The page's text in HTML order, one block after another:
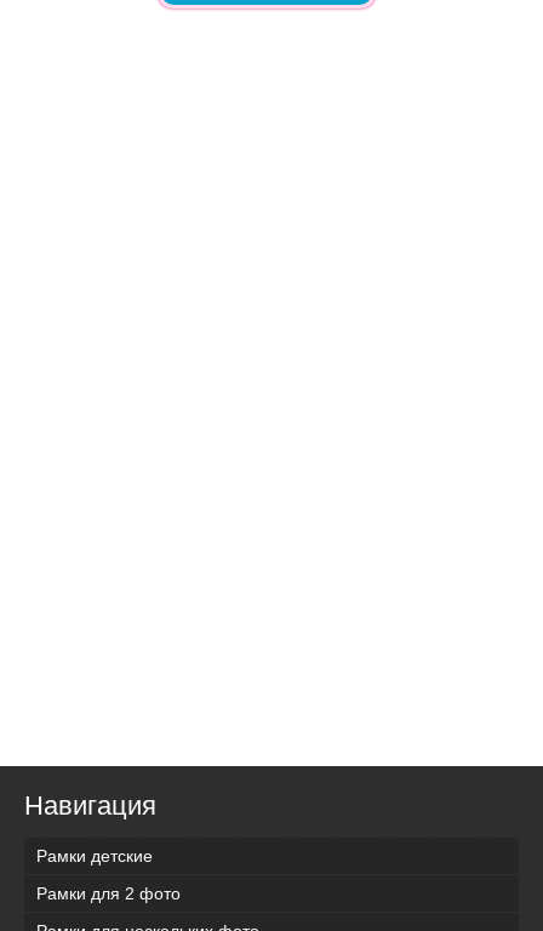
Навигация
Рамки детские
Рамки для 2 фото